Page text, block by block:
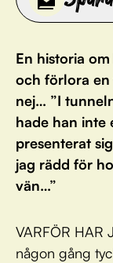
En historia
och förlora en
nej… ”I
hade han inte
presenterat
jag rädd för
vän…”
VARFÖR HAR
någon gång